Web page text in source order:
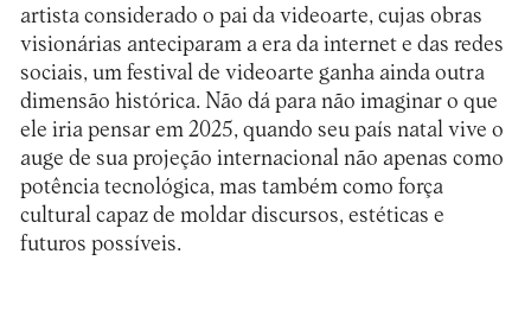
artista considerado o pai da videoarte, cujas obras
visionárias anteciparam a era da internet e das redes
sociais, um festival de videoarte ganha ainda outra
dimensão histórica. Não dá para não imaginar o que
ele iria pensar em 2025, quando seu país natal vive o
auge de sua projeção internacional não apenas como
potência tecnológica, mas também como força
cultural capaz de moldar discursos, estéticas e
futuros possíveis.